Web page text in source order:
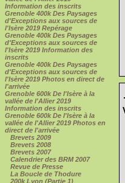
Information des inscrits
Grenoble 400k Des Paysages
d'Exceptions aux sources de
l'Isère 2019 Repérage
Grenoble 400k Des Paysages
d'Exceptions aux sources de
l'Isère 2019 Information des
inscrits
Grenoble 400k Des Paysages
d'Exceptions aux sources de
l'Isère 2019 Photos en direct de
l'arrivée
Grenoble 600k De l'Isère à la
vallée de l'Allier 2019
Information des inscrits
Grenoble 600k De l'Isère à la
vallée de l'Allier 2019 Photos en
direct de l'arrivée
Brevets 2009
Brevets 2008
Brevets 2007
Calendrier des BRM 2007
Revue de Presse
La Boucle de Thodure
200k Lyon (Partie 1)